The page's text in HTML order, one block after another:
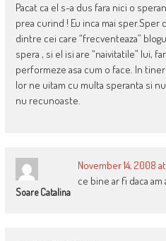
Pacat ca el s-a dus fara nici o
prea curind ! Eu inca mai sper.Sper
dintre cei care “frecventeaza”
spera , si el isi are “naivitatile” lui,
performeze asa cum o face. In
lor ne uitam cu multa speranta si
nu recunoaste.
Soare Catalina
November 14, 2008 at
ce bine ar fi daca